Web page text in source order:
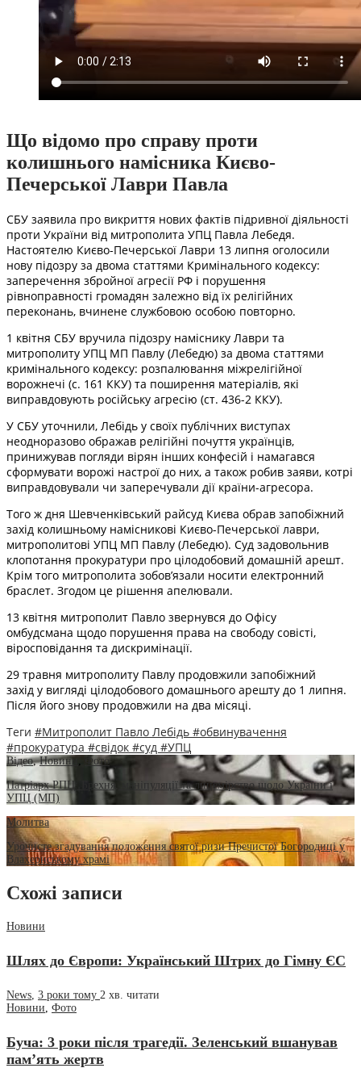
Що відомо про справу проти
колишнього намісника Києво-
Печерської Лаври Павла
СБУ заявила про викриття нових фактів підривної діяльності
проти України від митрополита УПЦ Павла Лебедя.
Настоятелю Києво-Печерської Лаври 13 липня оголосили
нову підозру за двома статтями Кримінального кодексу:
заперечення збройної агресії РФ і порушення
рівноправності громадян залежно від їх релігійних
переконань, вчинене службовою особою повторно.
1 квітня СБУ вручила підозру наміснику Лаври та
митрополиту УПЦ МП Павлу (Лебедю) за двома статтями
кримінального кодексу: розпалювання міжрелігійної
ворожнечі (с. 161 ККУ) та поширення матеріалів, які
виправдовують російську агресію (ст. 436-2 ККУ).
У СБУ уточнили, Лебідь у своїх публічних виступах
неодноразово ображав релігійні почуття українців,
принижував погляди вірян інших конфесій і намагався
сформувати ворожі настрої до них, а також робив заяви, котрі
виправдовували чи заперечували дії країни-агресора.
Того ж дня Шевченківський райсуд Києва обрав запобіжний
захід колишньому намісникові Києво-Печерської лаври,
митрополитові УПЦ МП Павлу (Лебедю). Суд задовольнив
клопотання прокуратури про цілодобовий домашній арешт.
Крім того митрополита зобов’язали носити електронний
браслет. Згодом це рішення апелювали.
13 квітня митрополит Павло звернувся до Офісу
омбудсмана щодо порушення права на свободу совісті,
віросповідання та дискримінації.
29 травня митрополиту Павлу продовжили запобіжний
захід у вигляді цілодобового домашнього арешту до 1 липня.
Після його знову продовжили на два місяці.
Теги #Митрополит Павло Лебідь #обвинувачення
#прокуратура #свідок #суд #УПЦ
Відео,Новини ,
Фото
Патріарх РПЦ: Брехня, маніпуляції та лицемірство щодо України і
УПЦ (МП)
Молитва
Урочисте згадування положення святої ризи Пречистої Богородиці у
Влахернському храмі
Схожі записи
Новини
Шлях до Європи: Український Штрих до Гімну ЄС
News, 3 роки тому 2 хв. читати
Новини, Фото
Буча: 3 роки після трагедії. Зеленський вшанував
пам’ять жертв